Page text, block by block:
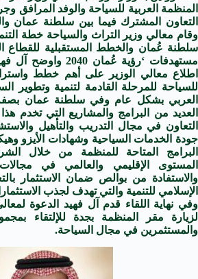
المنظمة العربية للسياحة والوفد المرافق
التعاون المشترك فيما بين سلطنة عمان
وقام معالي وزير التراث والسياحة خطة
سلطنة عُمان والخطط المستقبلية للقطاع
مستهدفات ‘رؤية عُمان
اطلاع معالي الوزير على أهم خطط
للسياحة للمرحلة القادمة لتنمية وتطوير
العربي بشكل عام وفي سلطنة عمان
العديد من البرامج والمشاريع التي تخدم
التعاون في مجال التدريب والتأهيل
جودة الخدمات السياحية وشهادات الأيزو
البرامج المتاحة للمنظمة من خلال
المستوى الإقليمي والعالمي في
والاستفادة من بوالص ضمان الاستثمار
الإسلامي للتنمية والتي تهدف لجذب
وفي نهاية اللقاء قدم آل فهيد الدعوة
لزيارة مقر المنظمة بجدة للإلتقاء
والمستثمرين في مجال السياحة.